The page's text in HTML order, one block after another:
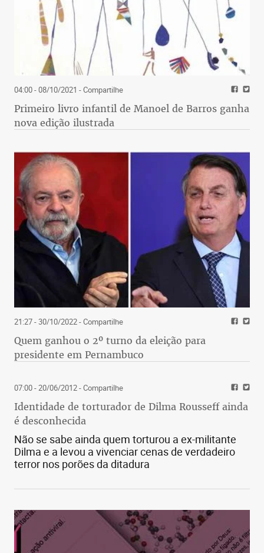
04:00 - 08/10/2021 - Compartilhe
Primeiro livro infantil de Manoel de Barros ganha
nova edição ilustrada
21:27 - 30/10/2022- Compartilhe
Quem ganhou o 2º turno da eleição para
presidente em Pernambuco
07:00 - 20/06/2012- Compartilhe
Identidade de torturador de Dilma Rousseff ainda
é desconhecida
Não se sabe ainda quem torturou a ex-militante
Dilma e a levou a vivenciar cenas de verdadeiro
terror nos porões da ditadura